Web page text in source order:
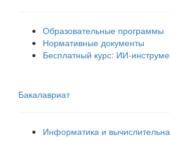
Образовательные программы
Нормативные документы
Бесплатный курс:
Бакалавриат
Информатика и